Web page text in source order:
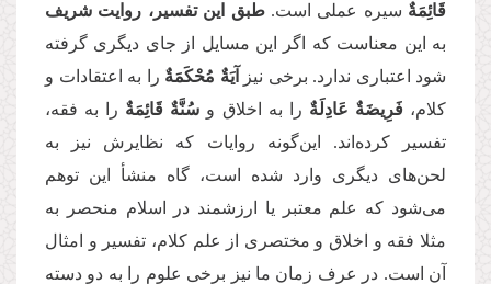
قَائِمَةٌ سیره عملی است.طبق این تفسیر، روایت شریف
به این معناست که اگر این مسایل از جای دیگری گرفته
شود اعتباری ندارد. برخی نیز
آیَةٌ مُحْكَمَةٌ را به اعتقادات و
کلام،فَرِیضَةٌ عَادِلَةٌ را به اخلاق و سُنَّةٌ قَائِمَةٌ را به فقه،
تفسیر کرده‌اند. این‌گونه روایات که نظایرش نیز به
لحن‌های دیگری وارد شده است، گاه منشأ این توهم
می‌شود که علم معتبر یا ارزشمند در اسلام منحصر به
مثلا فقه و اخلاق و مختصری از علم کلام، تفسیر و امثال
آن است. در عرف زمان ما نیز برخی علوم را به دو دسته